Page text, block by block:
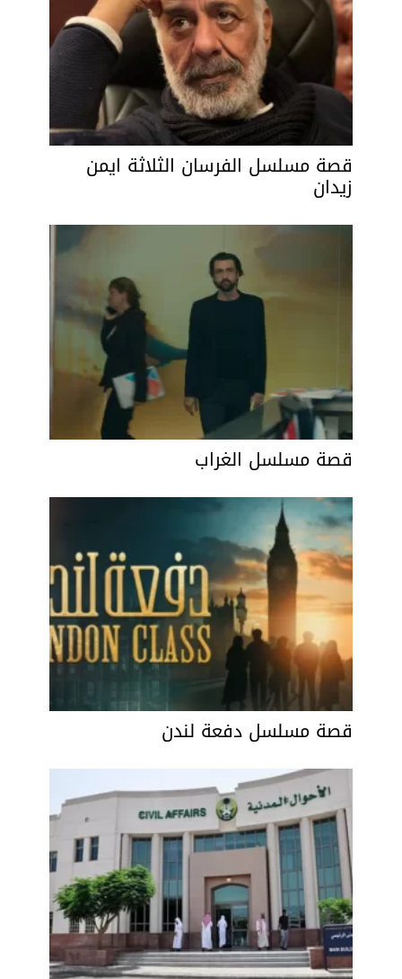
قصة مسلسل الفرسان الثلاثة ايمن
زيدان
قصة مسلسل الغراب
قصة مسلسل دفعة لندن